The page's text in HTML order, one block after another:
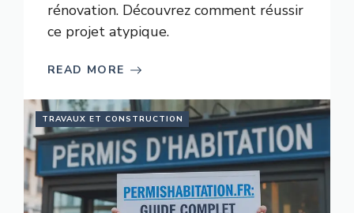
rénovation. Découvrez comment réussir
ce projet atypique.
READ MORE
TRAVAUX ET CONSTRUCTION